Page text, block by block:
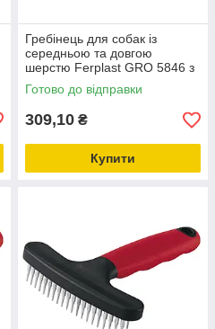
Гребінець для собак із
середньою та довгою
шерстю Ferplast GRO 5846 з
короткими зубами для
колтунів
Готово до відправки
309,10 ₴
Купити